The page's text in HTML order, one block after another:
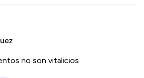
no son vitalicios